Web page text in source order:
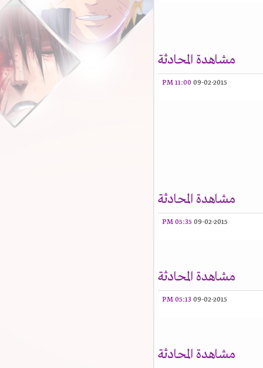
مشاهدة المحادثة
09-02-2015
11:00 PM
مشاهدة المحادثة
09-02-2015
05:35 PM
مشاهدة المحادثة
09-02-2015
05:13 PM
مشاهدة المحادثة